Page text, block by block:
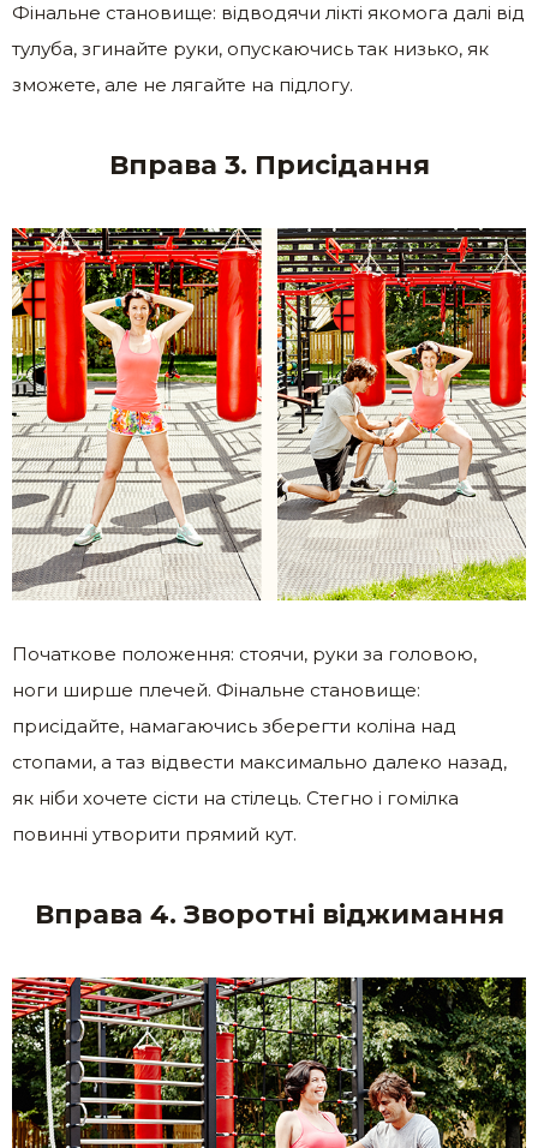
Фінальне становище: відводячи лікті якомога далі від
тулуба, згинайте руки, опускаючись так низько, як
зможете, але не лягайте на підлогу.
Вправа 3. Присідання
Початкове положення: стоячи, руки за головою,
ноги ширше плечей. Фінальне становище:
присідайте, намагаючись зберегти коліна над
стопами, а таз відвести максимально далеко назад,
як ніби хочете сісти на стілець. Стегно і гомілка
повинні утворити прямий кут.
Вправа 4. Зворотні віджимання